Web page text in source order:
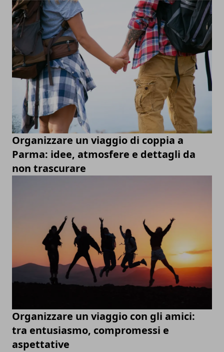
Organizzare un viaggio di coppia a
Parma: idee, atmosfere e dettagli da
non trascurare
Organizzare un viaggio con gli amici:
tra entusiasmo, compromessi e
aspettative